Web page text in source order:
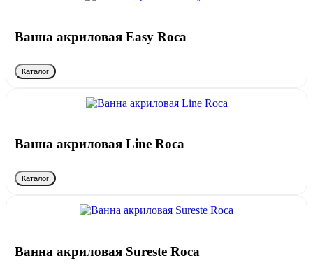
Ванна акриловая Easy Roca
Каталог
Ванна акриловая Line Roca
Каталог
Ванна акриловая Sureste Roca